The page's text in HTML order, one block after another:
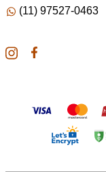
(11) 97527-0463